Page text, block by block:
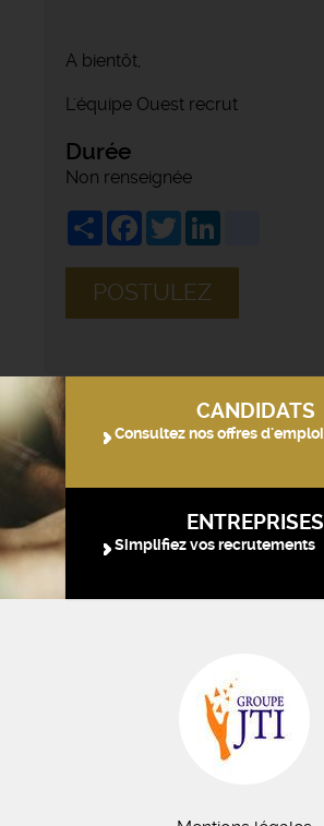
A bientôt,
L'équipe Ouest recrut
Durée
Non renseignée
ShareFacebook
Twitter
POSTULEZ
CANDIDATS
Consultez nos offres d'emploi
ENTREPRISES
Simplifiez vos recrutements